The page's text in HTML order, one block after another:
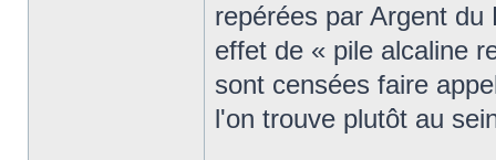
repérées par Argent
effet de « pile alcaline
sont censées faire
l'on trouve plutôt au